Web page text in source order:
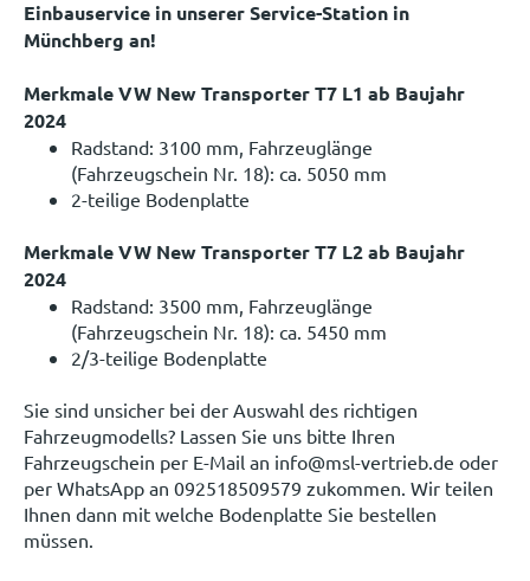
Einbauservice in unserer Service-Station in
Münchberg an!
Merkmale VW New Transporter T7 L1 ab Baujahr
2024
Radstand: 3100 mm, Fahrzeuglänge
(Fahrzeugschein Nr. 18): ca. 5050 mm
2-teilige Bodenplatte
Merkmale VW New Transporter T7 L2 ab Baujahr
2024
Radstand: 3500 mm, Fahrzeuglänge
(Fahrzeugschein Nr. 18): ca. 5450 mm
2/3-teilige Bodenplatte
Sie sind unsicher bei der Auswahl des richtigen
Fahrzeugmodells? Lassen Sie uns bitte Ihren
Fahrzeugschein per E-Mail an info@msl-vertrieb.de oder
per WhatsApp an 092518509579 zukommen. Wir teilen
Ihnen dann mit welche Bodenplatte Sie bestellen
müssen.